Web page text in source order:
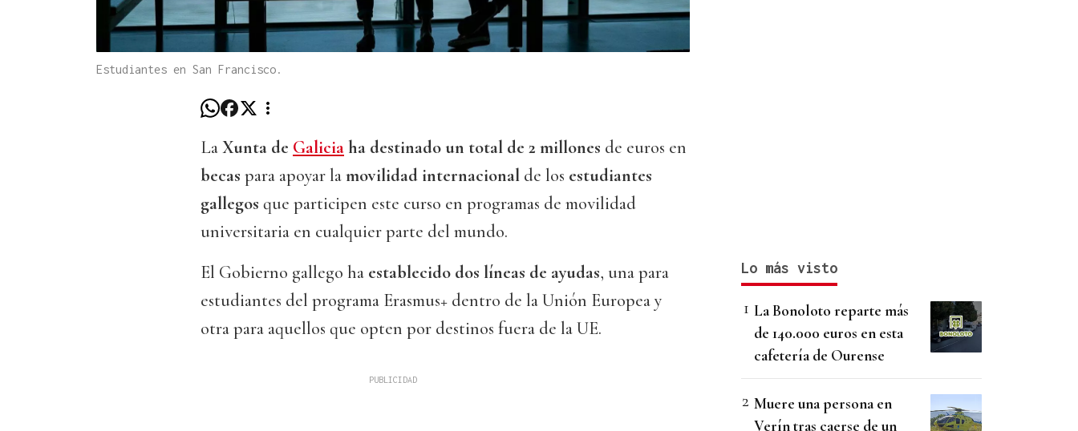
Estudiantes en San Francisco.
LaXunta de Galiciaha destinado un total de 2 millones de euros en
becas para apoyar lamovilidad internacional de los estudiantes
gallegos que participen este curso en programas de movilidad
universitaria en cualquier parte del mundo.
El Gobierno gallego ha establecido dos líneas de ayudas, una para
estudiantes del programa Erasmus+ dentro de la Unión Europea y
otra para aquellos que opten por destinos fuera de la UE.
Lo más visto
La Bonoloto reparte más
de 140.000 euros en esta
cafetería de Ourense
Muere una persona en
Verín tras caerse de un